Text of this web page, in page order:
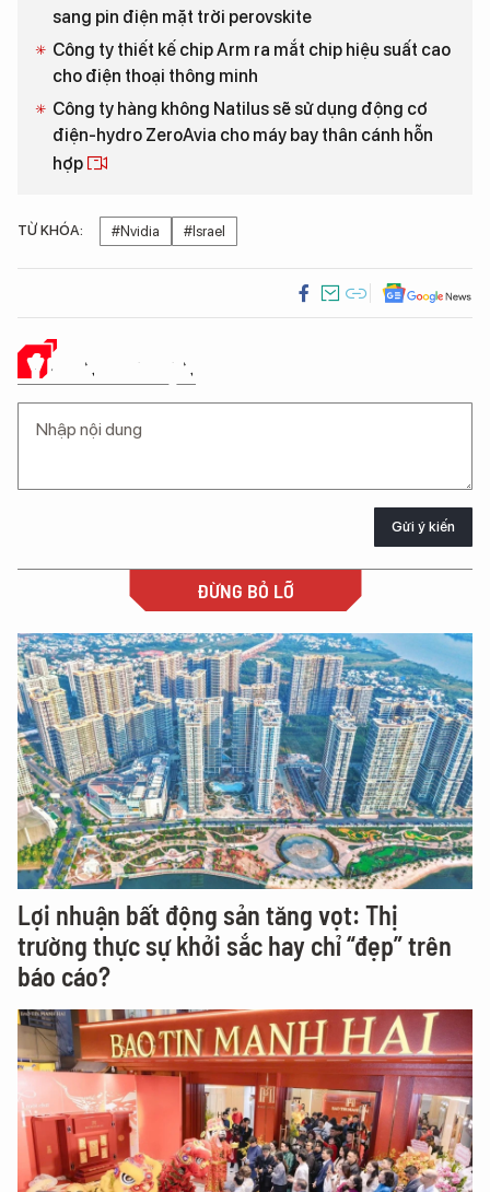
sang pin điện mặt trời perovskite
Công ty thiết kế chip Arm ra mắt chip hiệu suất cao
cho điện thoại thông minh
Công ty hàng không Natilus sẽ sử dụng động cơ
điện-hydro ZeroAvia cho máy bay thân cánh hỗn
hợp
TỪ KHÓA: #Nvidia #Israel
Ý KIẾN CỦA BẠN
Gửi ý kiến
ĐỪNG BỎ LỠ
Lợi nhuận bất động sản tăng vọt: Thị
trường thực sự khởi sắc hay chỉ “đẹp” trên
báo cáo?